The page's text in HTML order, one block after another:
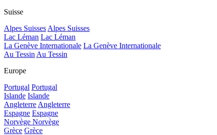
Suisse
Alpes Suisses Alpes Suisses
Lac Léman Lac Léman
La Genève Internationale La Genève Internationale
Au Tessin Au Tessin
Europe
Portugal Portugal
Islande Islande
Angleterre Angleterre
Espagne Espagne
Norvège Norvège
Grèce Grèce